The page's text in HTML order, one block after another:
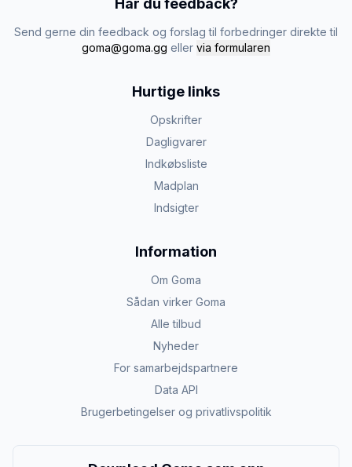
Har du feedback?
Send gerne din feedback og forslag til forbedringer direkte til
goma@goma.gg eller via formularen
Hurtige links
Opskrifter
Dagligvarer
Indkøbsliste
Madplan
Indsigter
Information
Om Goma
Sådan virker Goma
Alle tilbud
Nyheder
For samarbejdspartnere
Data API
Brugerbetingelser og privatlivspolitik